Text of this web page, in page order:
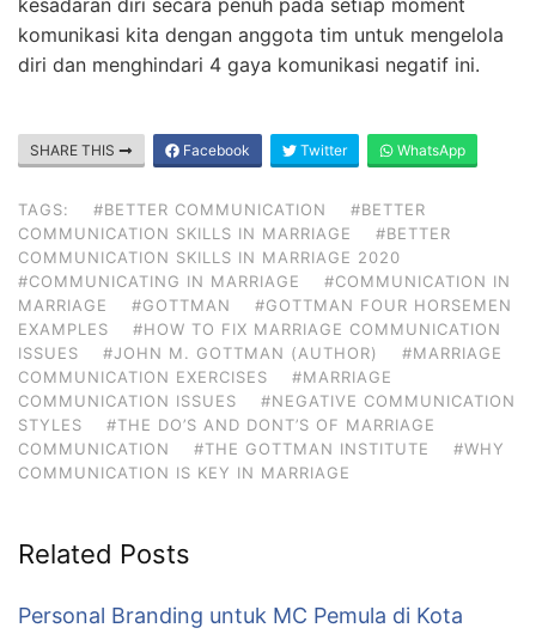
kesadaran diri secara penuh pada setiap moment
komunikasi kita dengan anggota tim untuk mengelola
diri dan menghindari 4 gaya komunikasi negatif ini.
SHARE THIS Facebook Twitter WhatsApp
TAGS: #BETTER COMMUNICATION
#BETTER
COMMUNICATION SKILLS IN MARRIAGE
#BETTER
COMMUNICATION SKILLS IN MARRIAGE 2020
#COMMUNICATING IN MARRIAGE
#COMMUNICATION IN
MARRIAGE
#GOTTMAN
#GOTTMAN FOUR HORSEMEN
EXAMPLES
#HOW TO FIX MARRIAGE COMMUNICATION
ISSUES
#JOHN M. GOTTMAN (AUTHOR)
#MARRIAGE
COMMUNICATION EXERCISES
#MARRIAGE
COMMUNICATION ISSUES
#NEGATIVE COMMUNICATION
STYLES
#THE DO’S AND DONT’S OF MARRIAGE
COMMUNICATION
#THE GOTTMAN INSTITUTE
#WHY
COMMUNICATION IS KEY IN MARRIAGE
Related Posts
Personal Branding untuk MC Pemula di Kota